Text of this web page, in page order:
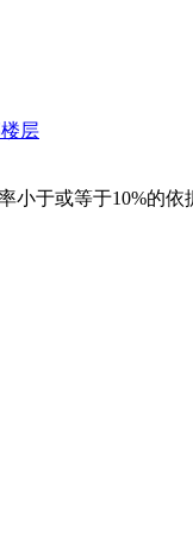
层
于或等于10%的